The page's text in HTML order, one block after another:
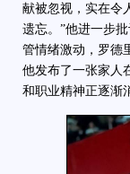
献被忽视，实在令
遗忘。”他进一步
管情绪激动，罗德
他发布了一张家人
和职业精神正逐渐